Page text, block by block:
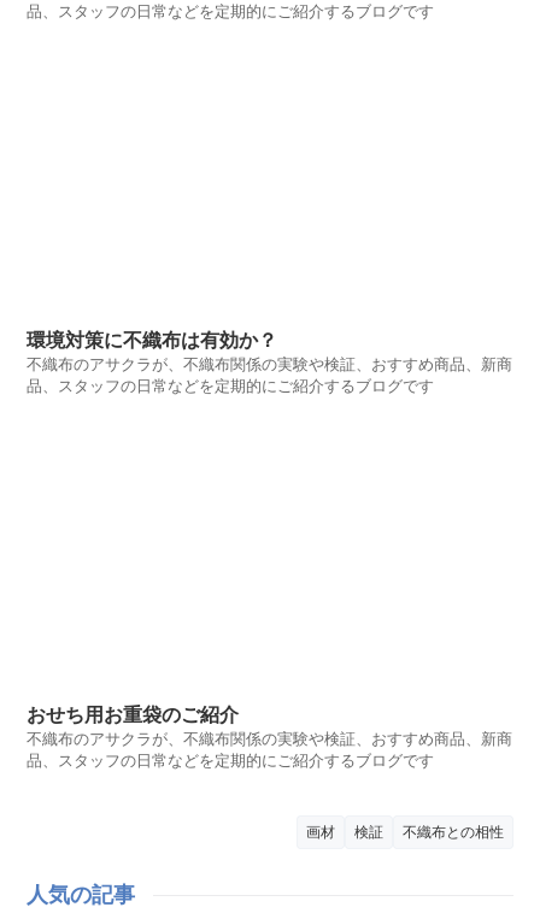
品、スタッフの日常などを定期的にご紹介するブログです
環境対策に不織布は有効か？
不織布のアサクラが、不織布関係の実験や検証、おすすめ商品、新商
品、スタッフの日常などを定期的にご紹介するブログです
おせち用お重袋のご紹介
不織布のアサクラが、不織布関係の実験や検証、おすすめ商品、新商
品、スタッフの日常などを定期的にご紹介するブログです
画材 検証 不織布との相性
人気の記事